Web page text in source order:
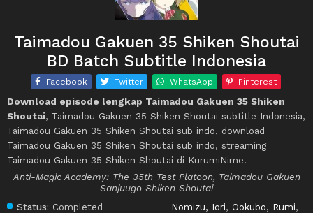
Taimadou Gakuen 35 Shiken Shoutai
BD Batch Subtitle Indonesia
Facebook Twitter WhatsApp Pinterest
Download episode lengkap Taimadou Gakuen 35 Shiken
Shoutai, Taimadou Gakuen 35 Shiken Shoutai subtitle Indonesia,
Taimadou Gakuen 35 Shiken Shoutai sub indo, download
Taimadou Gakuen 35 Shiken Shoutai sub indo, streaming
Taimadou Gakuen 35 Shiken Shoutai di KurumiNime.
Anti-Magic Academy: The 35th Test Platoon, Taimadou Gakuen
Sanjuugo Shiken Shoutai
Status: Completed
Nomizu, Iori, Ookubo, Rumi,